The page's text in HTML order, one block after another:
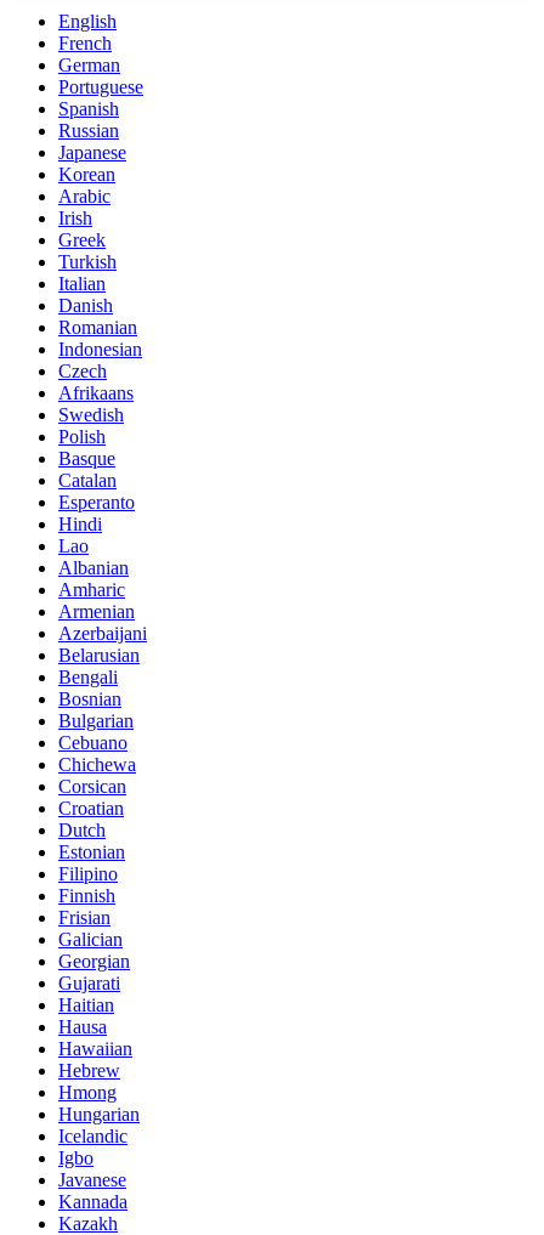
English
French
German
Portuguese
Spanish
Russian
Japanese
Korean
Arabic
Irish
Greek
Turkish
Italian
Danish
Romanian
Indonesian
Czech
Afrikaans
Swedish
Polish
Basque
Catalan
Esperanto
Hindi
Lao
Albanian
Amharic
Armenian
Azerbaijani
Belarusian
Bengali
Bosnian
Bulgarian
Cebuano
Chichewa
Corsican
Croatian
Dutch
Estonian
Filipino
Finnish
Frisian
Galician
Georgian
Gujarati
Haitian
Hausa
Hawaiian
Hebrew
Hmong
Hungarian
Icelandic
Igbo
Javanese
Kannada
Kazakh